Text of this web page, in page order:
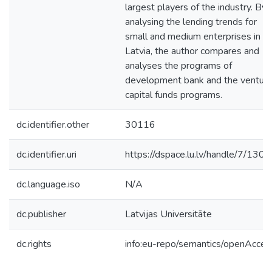
largest players of the industry. By
analysing the lending trends for
small and medium enterprises in
Latvia, the author compares and
analyses the programs of
development bank and the venture
capital funds programs.
dc.identifier.other 30116
dc.identifier.uri https://dspace.lu.lv/handle/7/
dc.language.iso N/A
dc.publisher Latvijas Universitāte
dc.rights info:eu-repo/semantics/